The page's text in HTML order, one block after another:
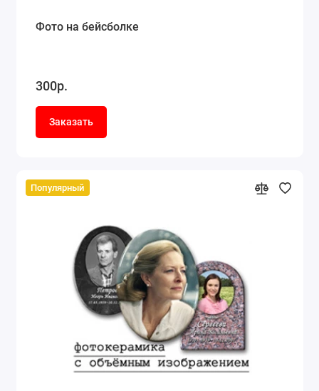
Фото на бейсболке
300р.
Заказать
Популярный